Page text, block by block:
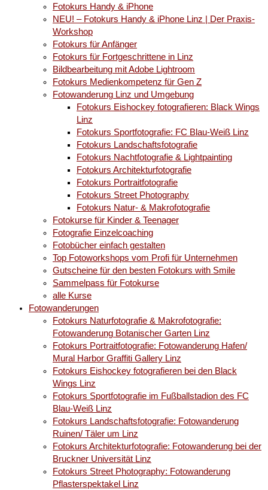
Fotokurs Handy & iPhone
NEU! – Fotokurs Handy & iPhone Linz | Der Praxis-
Workshop
Fotokurs für Anfänger
Fotokurs für Fortgeschrittene in Linz
Bildbearbeitung mit Adobe Lightroom
Fotokurs Medienkompetenz für Gen Z
Fotowanderung Linz und Umgebung
Fotokurs Eishockey fotografieren: Black Wings
Linz
Fotokurs Sportfotografie: FC Blau-Weiß Linz
Fotokurs Landschaftsfotografie
Fotokurs Nachtfotografie & Lightpainting
Fotokurs Architekturfotografie
Fotokurs Portraitfotografie
Fotokurs Street Photography
Fotokurs Natur- & Makrofotografie
Fotokurse für Kinder & Teenager
Fotografie Einzelcoaching
Fotobücher einfach gestalten
Top Fotoworkshops vom Profi für Unternehmen
Gutscheine für den besten Fotokurs with Smile
Sammelpass für Fotokurse
alle Kurse
Fotowanderungen
Fotokurs Naturfotografie & Makrofotografie:
Fotowanderung Botanischer Garten Linz
Fotokurs Portraitfotografie: Fotowanderung Hafen/
Mural Harbor Graffiti Gallery Linz
Fotokurs Eishockey fotografieren bei den Black
Wings Linz
Fotokurs Sportfotografie im Fußballstadion des FC
Blau-Weiß Linz
Fotokurs Landschaftsfotografie: Fotowanderung
Ruinen/ Täler um Linz
Fotokurs Architekturfotografie: Fotowanderung bei der
Bruckner Universität Linz
Fotokurs Street Photography: Fotowanderung
Pflasterspektakel Linz